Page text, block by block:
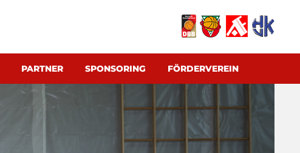
PARTNER SPONSORING FÖRDERVEREIN